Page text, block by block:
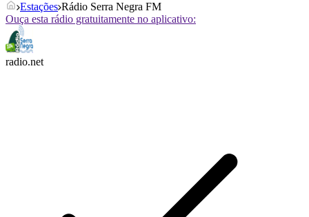
Estações Rádio Serra Negra FM
Ouça esta rádio gratuitamente no aplicativo:
radio.net